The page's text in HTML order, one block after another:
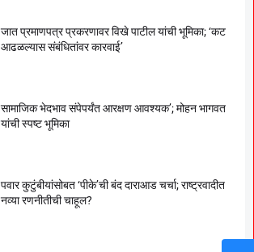
जात प्रमाणपत्र प्रकरणावर विखे पाटील यांची भूमिका; ‘कट
आढळल्यास संबंधितांवर कारवाई’
सामाजिक भेदभाव संपेपर्यंत आरक्षण आवश्यक’; मोहन भागवत
यांची स्पष्ट भूमिका
पवार कुटुंबीयांसोबत ‘पीके’ची बंद दाराआड चर्चा; राष्ट्रवादीत
नव्या रणनीतीची चाहूल?